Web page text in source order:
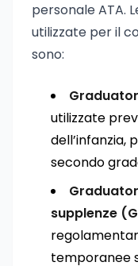
personale ATA.
utilizzate per il
sono:
utilizzate
dell’infanzia,
secondo
supplenze
temporanee